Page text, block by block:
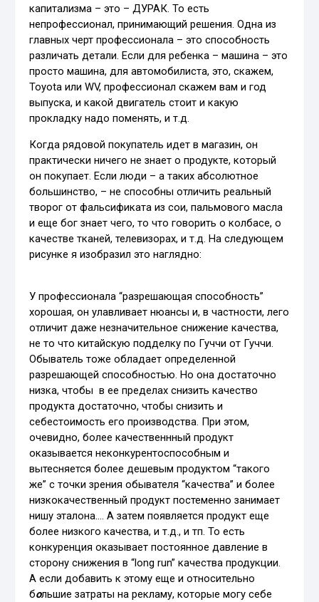
капитализма – это – ДУРАК. То есть
непрофессионал, принимающий решения. Одна из
главных черт профессионала – это способность
различать детали. Если для ребенка – машина – это
просто машина, для автомобилиста, это, скажем,
Toyota или WV, профессионал скажем вам и год
выпуска, и какой двигатель стоит и какую
прокладку надо поменять, и т.д.
Когда рядовой покупатель идет в магазин, он
практически ничего не знает о продукте, который
он покупает. Если люди – а таких абсолютное
большинство, – не способны отличить реальный
творог от фальсификата из сои, пальмового масла
и еще бог знает чего, то что говорить о колбасе, о
качестве тканей, телевизорах, и т.д. На следующем
рисунке я изобразил это наглядно:
У профессионала “разрешающая способность”
хорошая, он улавливает нюансы и, в частности, лего
отличит даже незначительное снижение качества,
не то что китайскую подделку по Гуччи от Гуччи.
Обыватель тоже обладает определенной
разрешающей способностью. Но она достаточно
низка, чтобы в ее пределах снизить качество
продукта достаточно, чтобы снизить и
себестоимость его производства. При этом,
очевидно, более качественнный продукт
оказывается неконкурентоспособным и
вытесняется более дешевым продуктом “такого
же” с точки зрения обывателя “качества” и более
низкокачественный продукт постеменно занимает
нишу эталона…. А затем появляется продукт еще
более низкого качества, и т.д., и тп. То есть
конкуренция оказывает постоянное давление в
сторону снижения в “long run” качества продукции.
А если добавить к этому еще и относительно
большие затраты на рекламу, которые могу себе